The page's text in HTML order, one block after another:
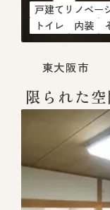
戸建てリノベー
トイレ
内装
東大阪市
限られた